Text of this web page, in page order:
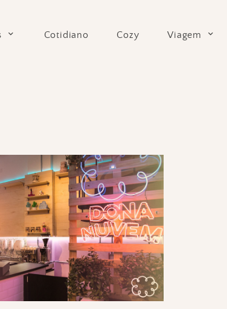
Cotidiano Cozy Viagem